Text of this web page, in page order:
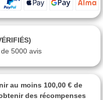
5000 avis
au moins 100,00 € de
des récompenses